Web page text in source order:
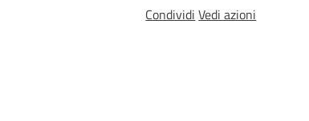
Condividi Vedi azioni